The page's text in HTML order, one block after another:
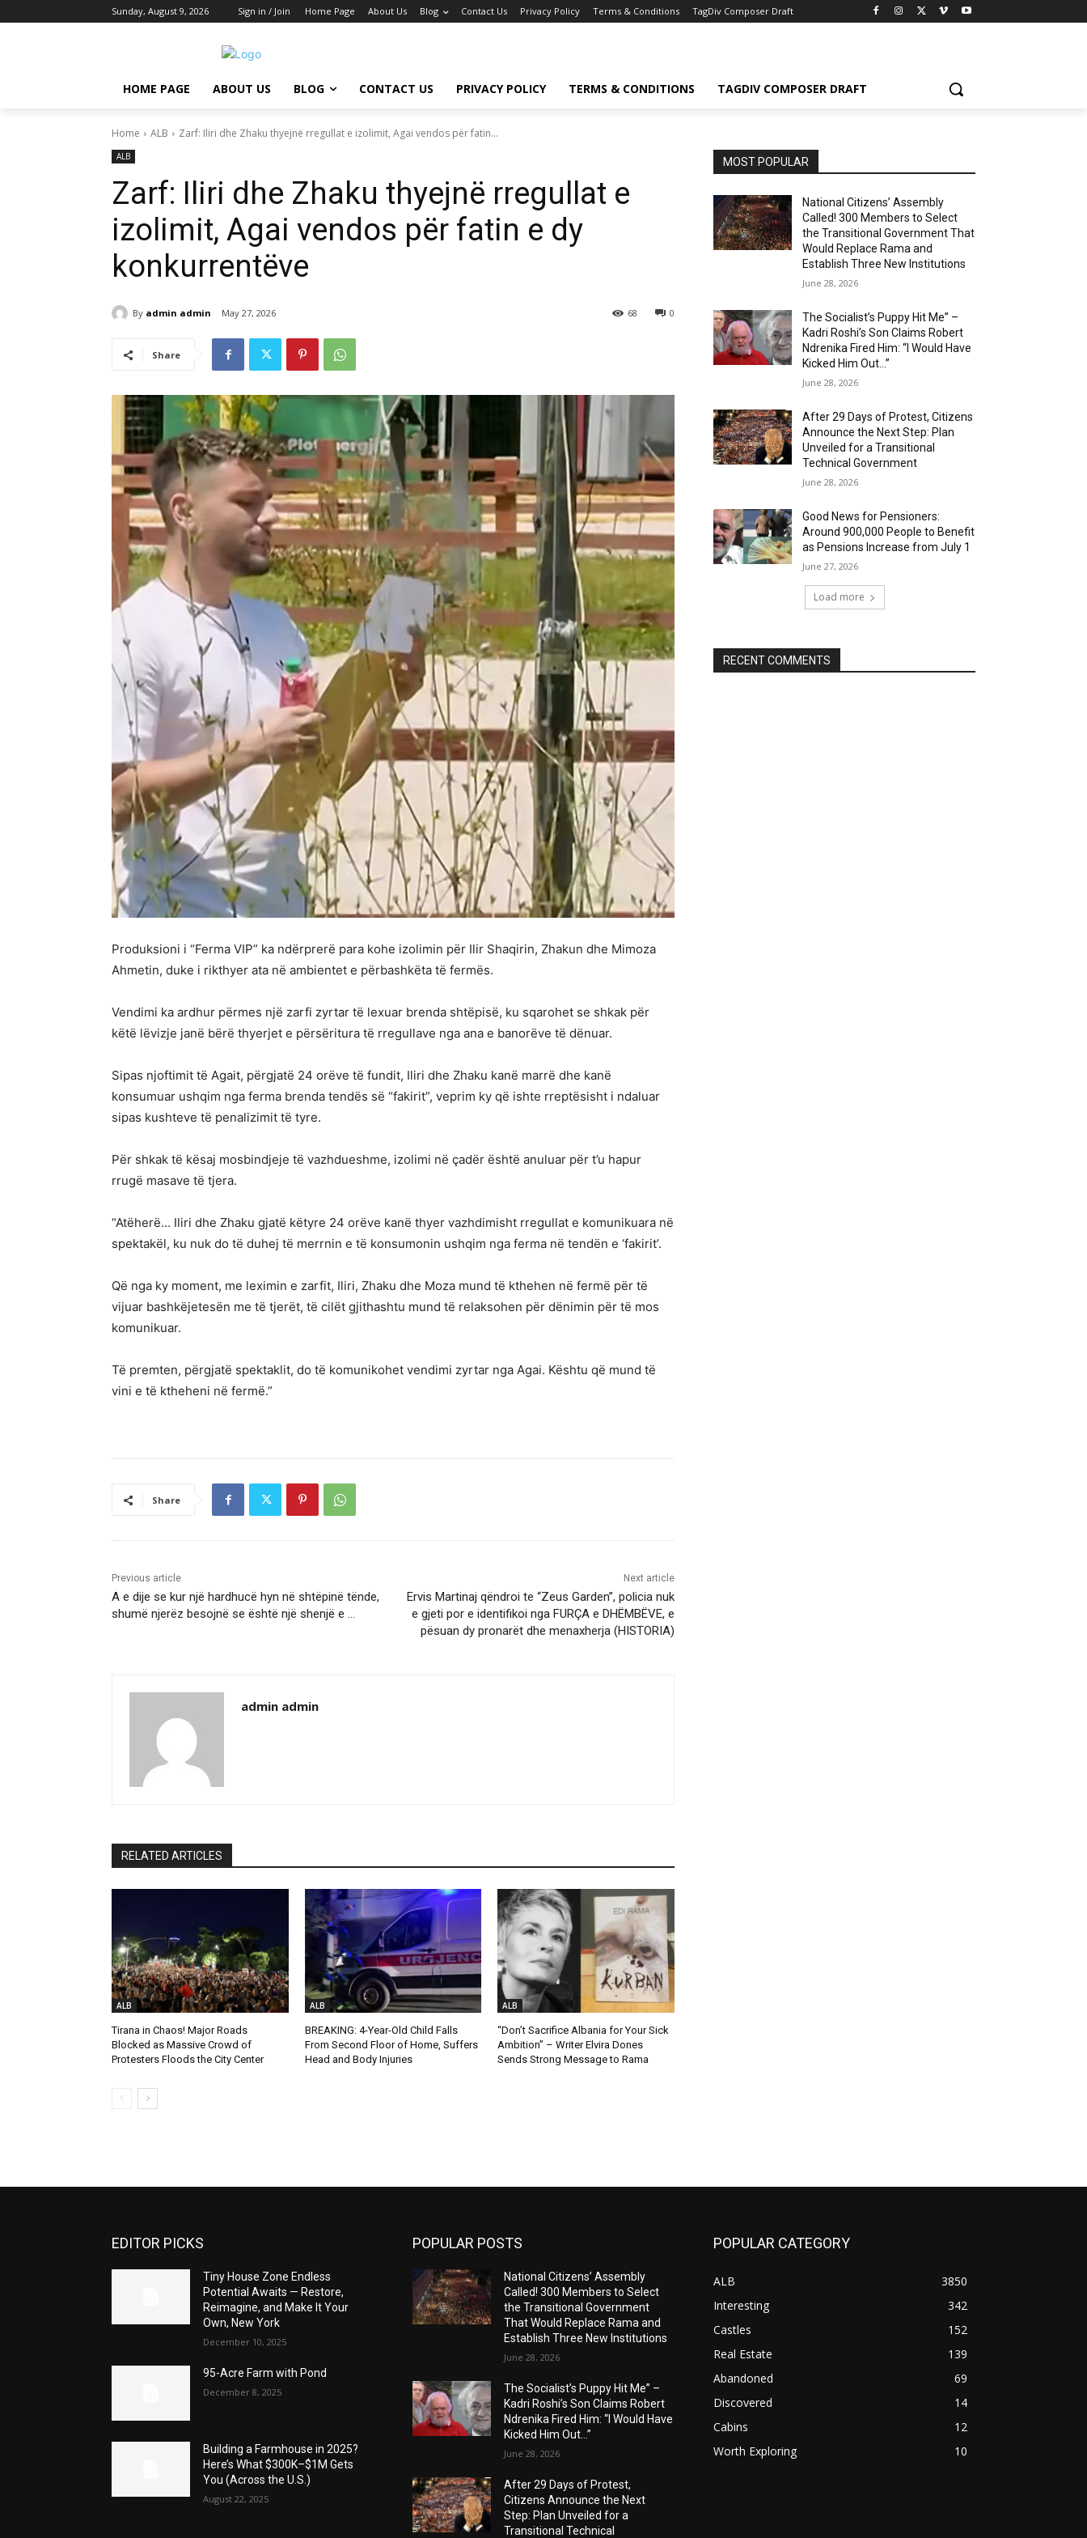
Sunday, August 9, 2026 Sign in / Join Home Page About Us Blog Contact Us Privacy Policy Terms & Conditions TagDiv Composer Draft
HOME PAGE ABOUT US BLOG CONTACT US PRIVACY POLICY TERMS & CONDITIONS TAGDIV COMPOSER DRAFT
Home ALB Zarf: Iliri dhe Zhaku thyejnë rregullat e izolimit, Agai vendos për fatin...
ALB
Zarf: Iliri dhe Zhaku thyejnë rregullat e
izolimit, Agai vendos për fatin e dy
konkurrentëve
By admin admin May 27, 2026 0
68
Share
Produksioni i “Ferma VIP” ka ndërprerë para kohe izolimin për Ilir Shaqirin, Zhakun dhe Mimoza
Ahmetin, duke i rikthyer ata në ambientet e përbashkëta të fermës.
Vendimi ka ardhur përmes një zarfi zyrtar të lexuar brenda shtëpisë, ku sqarohet se shkak për
këtë lëvizje janë bërë thyerjet e përsëritura të rregullave nga ana e banorëve të dënuar.
Sipas njoftimit të Agait, përgjatë 24 orëve të fundit, Iliri dhe Zhaku kanë marrë dhe kanë
konsumuar ushqim nga ferma brenda tendës së “fakirit”, veprim ky që ishte rreptësisht i ndaluar
sipas kushteve të penalizimit të tyre.
Për shkak të kësaj mosbindjeje të vazhdueshme, izolimi në çadër është anuluar për t’u hapur
rrugë masave të tjera.
“Atëherë… Iliri dhe Zhaku gjatë këtyre 24 orëve kanë thyer vazhdimisht rregullat e komunikuara në
spektakël, ku nuk do të duhej të merrnin e të konsumonin ushqim nga ferma në tendën e ‘fakirit’.
Që nga ky moment, me leximin e zarfit, Iliri, Zhaku dhe Moza mund të kthehen në fermë për të
vijuar bashkëjetesën me të tjerët, të cilët gjithashtu mund të relaksohen për dënimin për të mos
komunikuar.
Të premten, përgjatë spektaklit, do të komunikohet vendimi zyrtar nga Agai. Kështu që mund të
vini e të ktheheni në fermë.”
Share
Previous article
A e dije se kur një hardhucë hyn në shtëpinë tënde,
shumë njerëz besojnë se është një shenjë e …
Next article
Ervis Martinaj qëndroi te “Zeus Garden”, policia nuk
e gjeti por e identifikoi nga FURÇA e DHËMBËVE, e
pësuan dy pronarët dhe menaxherja (HISTORIA)
admin admin
RELATED ARTICLES
ALB
Tirana in Chaos! Major Roads
Blocked as Massive Crowd of
Protesters Floods the City Center
ALB
BREAKING: 4-Year-Old Child Falls
From Second Floor of Home, Suffers
Head and Body Injuries
ALB
“Don’t Sacrifice Albania for Your Sick
Ambition” – Writer Elvira Dones
Sends Strong Message to Rama
MOST POPULAR
National Citizens’ Assembly
Called! 300 Members to Select
the Transitional Government That
Would Replace Rama and
Establish Three New Institutions
June 28, 2026
The Socialist’s Puppy Hit Me” –
Kadri Roshi’s Son Claims Robert
Ndrenika Fired Him: “I Would Have
Kicked Him Out…”
June 28, 2026
After 29 Days of Protest, Citizens
Announce the Next Step: Plan
Unveiled for a Transitional
Technical Government
June 28, 2026
Good News for Pensioners:
Around 900,000 People to Benefit
as Pensions Increase from July 1
June 27, 2026
Load more
RECENT COMMENTS
EDITOR PICKS
Tiny House Zone Endless
Potential Awaits — Restore,
Reimagine, and Make It Your
Own, New York
December 10, 2025
95-Acre Farm with Pond
December 8, 2025
Building a Farmhouse in 2025?
Here’s What $300K–$1M Gets
You (Across the U.S.)
August 22, 2025
POPULAR POSTS
National Citizens’ Assembly
Called! 300 Members to Select
the Transitional Government
That Would Replace Rama and
Establish Three New Institutions
June 28, 2026
The Socialist’s Puppy Hit Me” –
Kadri Roshi’s Son Claims Robert
Ndrenika Fired Him: “I Would Have
Kicked Him Out…”
June 28, 2026
After 29 Days of Protest,
Citizens Announce the Next
Step: Plan Unveiled for a
Transitional Technical
POPULAR CATEGORY
ALB
3850
Interesting
342
Castles
152
Real Estate
139
Abandoned
69
Discovered
14
Cabins
12
Worth Exploring
10